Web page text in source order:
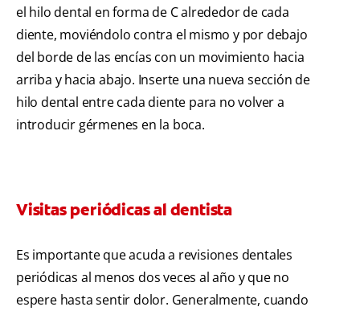
el hilo dental en forma de C alrededor de cada
diente, moviéndolo contra el mismo y por debajo
del borde de las encías con un movimiento hacia
arriba y hacia abajo. Inserte una nueva sección de
hilo dental entre cada diente para no volver a
introducir gérmenes en la boca.
Visitas periódicas al dentista
Es importante que acuda a revisiones dentales
periódicas al menos dos veces al año y que no
espere hasta sentir dolor. Generalmente, cuando